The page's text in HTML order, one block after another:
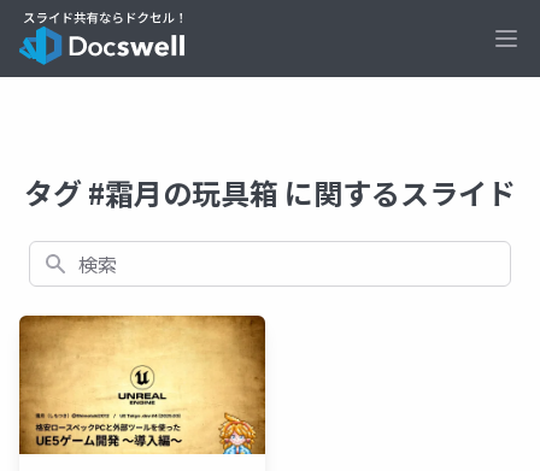
タグ #霜月の玩具箱 に関するスライド
検索